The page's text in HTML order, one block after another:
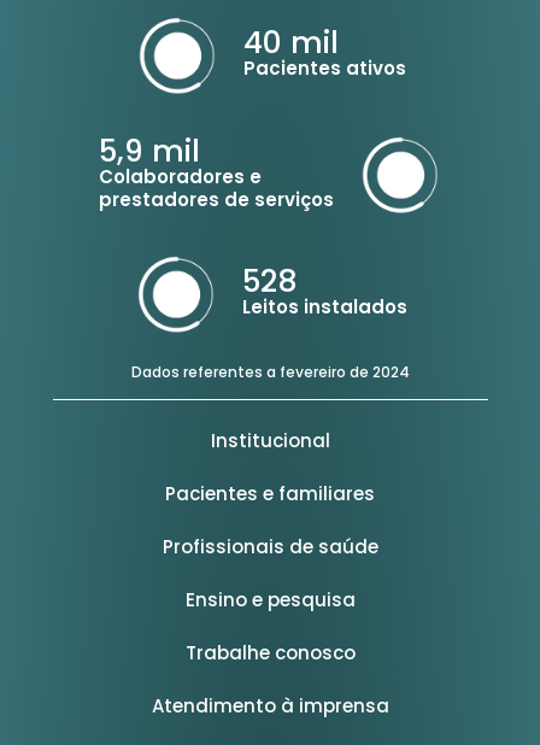
40 mil
Pacientes ativos
5,9 mil
Colaboradores e
prestadores de serviços
528
Leitos instalados
Dados referentes a fevereiro de 2024
Institucional
Pacientes e familiares
Profissionais de saúde
Ensino e pesquisa
Trabalhe conosco
Atendimento à imprensa